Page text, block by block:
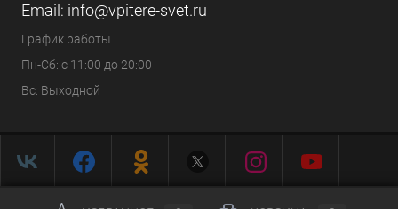
Email: info@vpitere-svet.ru
График работы
Пн-Сб: с 11:00 до 20:00
Вс: Выходной